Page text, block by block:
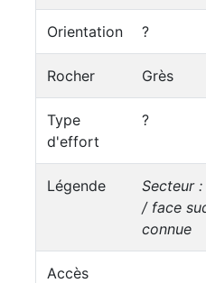
Orientation ?
Rocher Grès
Type
d'effort
?
Légende
Secteur
/ face
connue
Accès